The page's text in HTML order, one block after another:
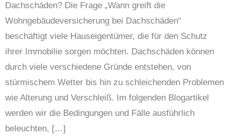
Dachschäden? Die Frage „Wann greift die
Wohngebäudeversicherung bei Dachschäden“
beschäftigt viele Hauseigentümer, die für den Schutz
ihrer Immobilie sorgen möchten. Dachschäden können
durch viele verschiedene Gründe entstehen, von
stürmischem Wetter bis hin zu schleichenden Problemen
wie Alterung und Verschleiß. Im folgenden Blogartikel
werden wir die Bedingungen und Fälle ausführlich
beleuchten, […]